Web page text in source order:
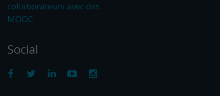
collaborateurs avec des
MOOC
Social